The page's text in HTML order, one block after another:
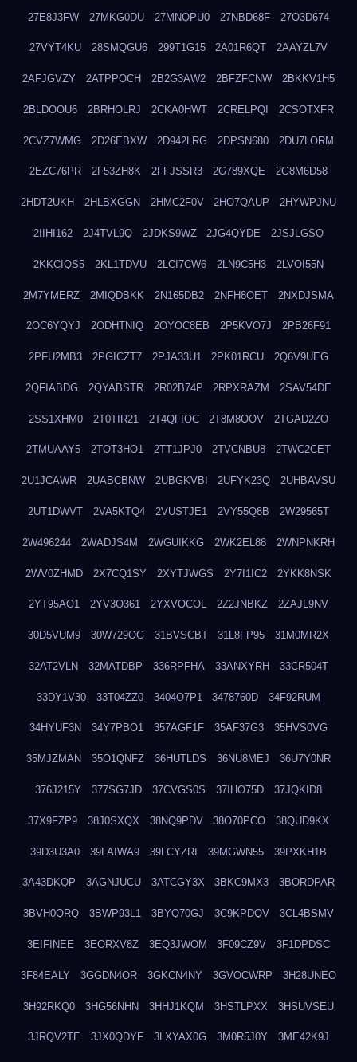
27E8J3FW 27MKG0DU 27MNQPU0 27NBD68F 27O3D674
27VYT4KU 28SMQGU6 299T1G15 2A01R6QT 2AAYZL7V
2AFJGVZY 2ATPPOCH 2B2G3AW2 2BFZFCNW 2BKKV1H5
2BLDOOU6 2BRHOLRJ 2CKA0HWT 2CRELPQI 2CSOTXFR
2CVZ7WMG 2D26EBXW 2D942LRG 2DPSN680 2DU7LORM
2EZC76PR 2F53ZH8K 2FFJSSR3 2G789XQE 2G8M6D58
2HDT2UKH 2HLBXGGN 2HMC2F0V 2HO7QAUP 2HYWPJNU
2IIHI162 2J4TVL9Q 2JDKS9WZ 2JG4QYDE 2JSJLGSQ
2KKCIQS5 2KL1TDVU 2LCI7CW6 2LN9C5H3 2LVOI55N
2M7YMERZ 2MIQDBKK 2N165DB2 2NFH8OET 2NXDJSMA
2OC6YQYJ 2ODHTNIQ 2OYOC8EB 2P5KVO7J 2PB26F91
2PFU2MB3 2PGICZT7 2PJA33U1 2PK01RCU 2Q6V9UEG
2QFIABDG 2QYABSTR 2R02B74P 2RPXRAZM 2SAV54DE
2SS1XHM0 2T0TIR21 2T4QFIOC 2T8M8OOV 2TGAD2ZO
2TMUAAY5 2TOT3HO1 2TT1JPJ0 2TVCNBU8 2TWC2CET
2U1JCAWR 2UABCBNW 2UBGKVBI 2UFYK23Q 2UHBAVSU
2UT1DWVT 2VA5KTQ4 2VUSTJE1 2VY55Q8B 2W29565T
2W496244 2WADJS4M 2WGUIKKG 2WK2EL88 2WNPNKRH
2WV0ZHMD 2X7CQ1SY 2XYTJWGS 2Y7I1IC2 2YKK8NSK
2YT95AO1 2YV3O361 2YXVOCOL 2Z2JNBKZ 2ZAJL9NV
30D5VUM9 30W729OG 31BVSCBT 31L8FP95 31M0MR2X
32AT2VLN 32MATDBP 336RPFHA 33ANXYRH 33CR504T
33DY1V30 33T04ZZ0 3404O7P1 3478760D 34F92RUM
34HYUF3N 34Y7PBO1 357AGF1F 35AF37G3 35HVS0VG
35MJZMAN 35O1QNFZ 36HUTLDS 36NU8MEJ 36U7Y0NR
376J215Y 377SG7JD 37CVGS0S 37IHO75D 37JQKID8
37X9FZP9 38J0SXQX 38NQ9PDV 38O70PCO 38QUD9KX
39D3U3A0 39LAIWA9 39LCYZRI 39MGWN55 39PXKH1B
3A43DKQP 3AGNJUCU 3ATCGY3X 3BKC9MX3 3BORDPAR
3BVH0QRQ 3BWP93L1 3BYQ70GJ 3C9KPDQV 3CL4BSMV
3EIFINEE 3EORXV8Z 3EQ3JWOM 3F09CZ9V 3F1DPDSC
3F84EALY 3GGDN4OR 3GKCN4NY 3GVOCWRP 3H28UNEO
3H92RKQ0 3HG56NHN 3HHJ1KQM 3HSTLPXX 3HSUVSEU
3JRQV2TE 3JX0QDYF 3LXYAX0G 3M0R5J0Y 3ME42K9J